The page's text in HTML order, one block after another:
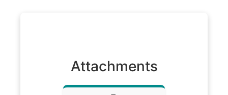
Attachments